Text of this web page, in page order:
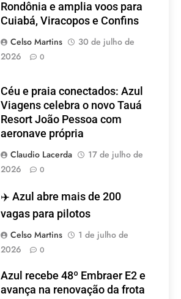
Rondônia e amplia voos para
Cuiabá, Viracopos e Confins
Celso Martins
30 de julho de
2026
0
Céu e praia conectados: Azul
Viagens celebra o novo Tauá
Resort João Pessoa com
aeronave própria
Claudio Lacerda
17 de julho de
2026
0
✈️ Azul abre mais de 200
vagas para pilotos
Celso Martins
1 de julho de
2026
0
Azul recebe 48º Embraer E2 e
avança na renovação da frota